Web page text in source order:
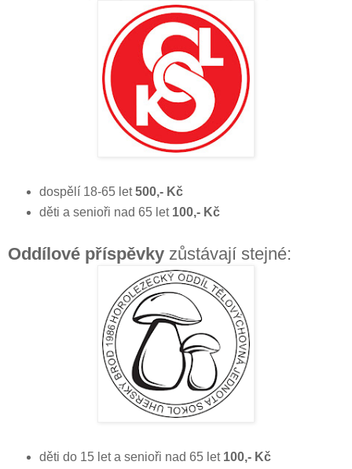
dospělí 18-65 let500,- Kč
děti a senioři nad 65 let 100,- Kč
Oddílové příspěvky zůstávají stejné:
děti do 15 let a senioři nad 65 let 100,- Kč